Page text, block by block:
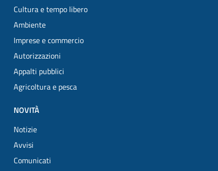
Cultura e tempo libero
Ambiente
Imprese e commercio
Autorizzazioni
Appalti pubblici
Agricoltura e pesca
NOVITÀ
Notizie
Avvisi
Comunicati